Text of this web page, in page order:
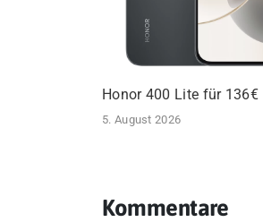
Honor 400 Lite für 136€
5. August 2026
Kommentare